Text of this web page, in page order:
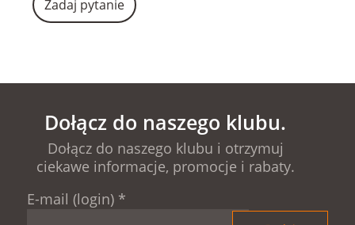
Zadaj pytanie
Dołącz do naszego klubu.
Dołącz do naszego klubu i otrzymuj
ciekawe informacje, promocje i rabaty.
E-mail (login) *